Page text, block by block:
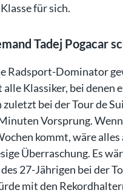
für sich.
Tadej Pogacar
Radsport-Dominator
Klassiker, bei denen
zuletzt bei der Tour de
Vorsprung.
kommt, wäre alles
Überraschung. Es
27-Jährigen bei der
mit den